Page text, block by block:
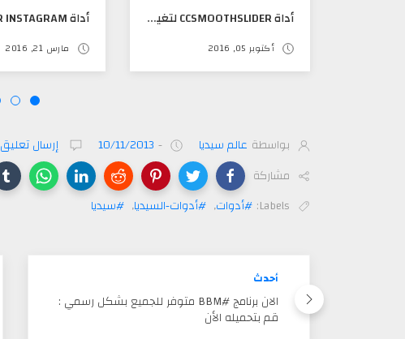
أداة CCSMOOTHSLIDER لتغير لون وشكل شريط الإضائه والصوت في مركز التحكم
أكتوبر 05, 2016 مارس 21, 2016
بواسطة عالم سيديا -
10/11/2013
إرسال تعليق
مشاركة
Labels: #أدوات, #أدوات-السيديا, #سيديا
أحدث
الان برنامج #BBM متوفر للجميع بشكل رسمي :
قم بتحميله الأن